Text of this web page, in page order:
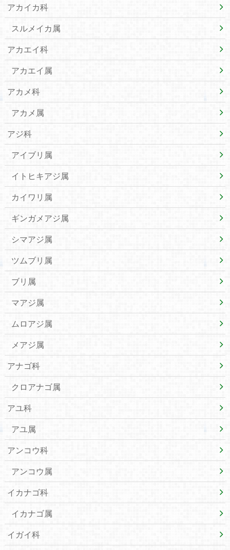
アカイカ科
スルメイカ属
アカエイ科
アカエイ属
アカメ科
アカメ属
アジ科
アイブリ属
イトヒキアジ属
カイワリ属
ギンガメアジ属
シマアジ属
ツムブリ属
ブリ属
マアジ属
ムロアジ属
メアジ属
アナゴ科
クロアナゴ属
アユ科
アユ属
アンコウ科
アンコウ属
イカナゴ科
イカナゴ属
イガイ科